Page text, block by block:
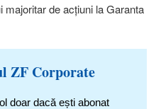
majoritar de acţiuni la Garanta
ZF Corporate
doar dacă ești abonat